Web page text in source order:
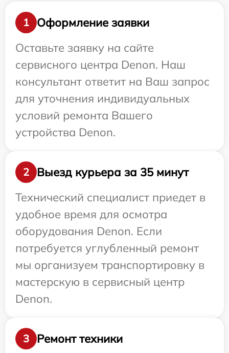
1
Оформление заявки
Оставьте заявку на сайте
сервисного центра Denon. Наш
консультант ответит на Ваш запрос
для уточнения индивидуальных
условий ремонта Вашего
устройства Denon.
2
Выезд курьера за 35 минут
Технический специалист приедет в
удобное время для осмотра
оборудования Denon. Если
потребуется углубленный ремонт
мы организуем транспортировку в
мастерскую в сервисный центр
Denon.
3
Ремонт техники